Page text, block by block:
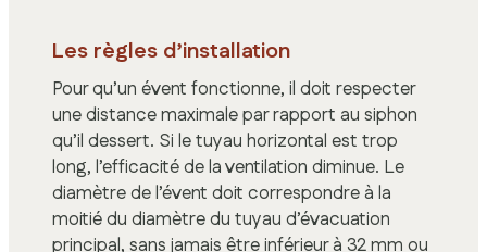
Les règles d’installation
Pour qu’un évent fonctionne, il doit respecter
une distance maximale par rapport au siphon
qu’il dessert. Si le tuyau horizontal est trop
long, l’efficacité de la ventilation diminue. Le
diamètre de l’évent doit correspondre à la
moitié du diamètre du tuyau d’évacuation
principal, sans jamais être inférieur à 32 mm ou